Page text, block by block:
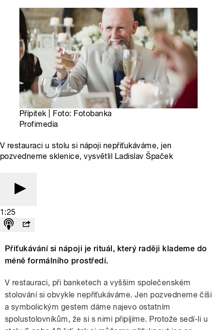
Přípitek | Foto: Fotobanka
Profimedia
V restauraci u stolu si nápoji nepřiťukáváme, jen
pozvedneme sklenice, vysvětlil Ladislav Špaček
1:25
Přiťukávání si nápoji je rituál, který raději klademe do
méně formálního prostředí.
V restauraci, při banketech a vyšším společenském
stolování si obvykle nepřiťukáváme. Jen pozvedneme číši
a symbolickým gestem dáme najevo ostatním
spolustolovníkům, že si s nimi připíjíme. Protože sedí-li u